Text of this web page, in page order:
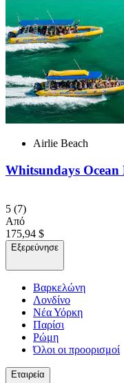
Airlie Beach
Whitsundays Ocean
5 (7)
Από
175,94 $
Εξερεύνησε
Βαρκελώνη
Λονδίνο
Νέα Υόρκη
Παρίσι
Ρώμη
Όλοι οι προορισμοί
Εταιρεία